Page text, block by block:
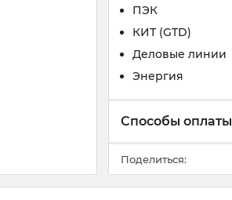
ПЭК
КИТ (GTD)
Деловые линии
Энергия
Способы оплаты
Поделиться: